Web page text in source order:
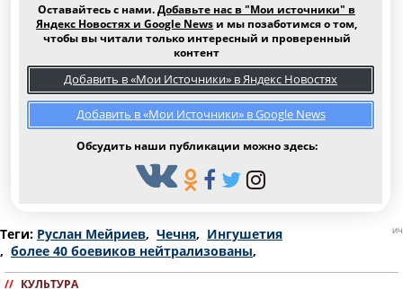
Оставайтесь с нами.Добавьте нас в "Мои источники" в
Яндекс Новостях и Google News и мы позаботимся о том,
чтобы вы читали только интересный и проверенный
контент
Добавить в «Мои Источники» в Яндекс Новостях
Добавить в «Мои Источники» в Google News
Обсудить наши публикации можно здесь:
ИЧ
Теги: Руслан Мейриев, Чечня, Ингушетия
, более 40 боевиков нейтрализованы,
// КУЛЬТУРА